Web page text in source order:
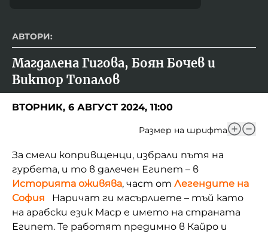
АВТОРИ:
Магдалена Гигова, Боян Бочев и
Виктор Топалов
ВТОРНИК, 6 АВГУСТ 2024, 11:00
Размер на шрифта
За смели копривщенци, избрали пътя на
гурбета, и то в далечен Египет – в
Историята оживява, част от Легендите на
София Наричат ги масърлиете – тъй като
на арабски език Маср е името на страната
Египет. Те работят предимно в Кайро и